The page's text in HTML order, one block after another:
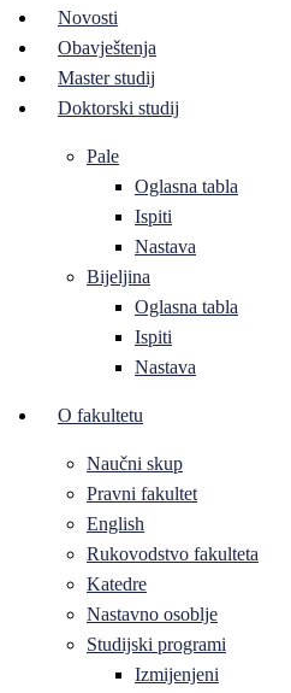
Novosti
Obavještenja
Master studij
Doktorski studij
Pale
Oglasna tabla
Ispiti
Nastava
Bijeljina
Oglasna tabla
Ispiti
Nastava
O fakultetu
Naučni skup
Pravni fakultet
English
Rukovodstvo fakulteta
Katedre
Nastavno osoblje
Studijski programi
Izmijenjeni